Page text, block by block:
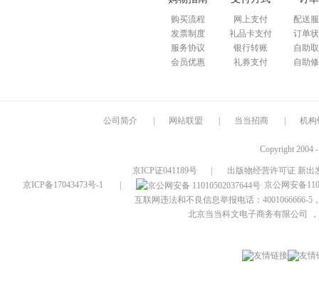
购买流程
发票制度
服务协议
会员优惠
网上支付
礼品卡支付
银行转账
礼券支付
配送
订单
自助
自助
公司简介 网站联盟 当当招商 机构
Copyright 2004
京ICP证041189号
出版物经营许可证 新出
京ICP备17043473号-1
京公网安备
互联网违法和不良信息举报电话：4001066666-5
北京当当科文电子商务有限公司